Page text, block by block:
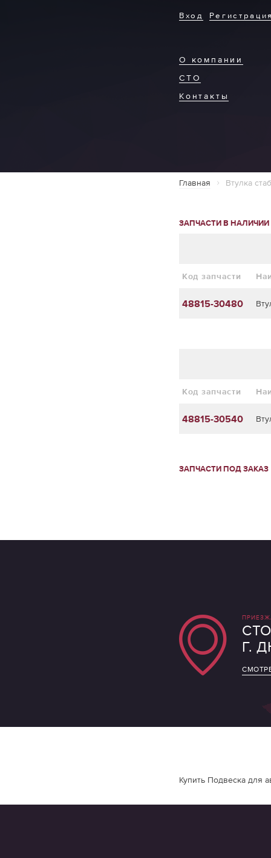
О компании
СТО
Контакты
Вход
Главная Втулка
ЗАПЧАСТИ В НАЛИЧИИ
Код запчасти
48815-30480
Код запчасти
48815-30540
ЗАПЧАСТИ ПОД ЗАКАЗ
СТО
Г.
Купить Подвеска для